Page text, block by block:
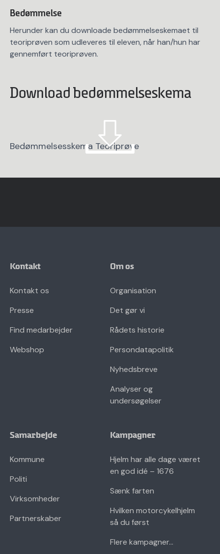
Bedømmelse
Herunder kan du downloade bedømmelseskemaet til
teoriprøven som udleveres til eleven, når han/hun har
gennemført teoriprøven.
Download bedømmelseskema
Bedømmelsesskema Teoriprøve
Kontakt
Kontakt os
Presse
Find medarbejder
Webshop
Om os
Organisation
Det gør vi
Rådets historie
Persondatapolitik
Nyhedsbreve
Analyser og
undersøgelser
Samarbejde
Kommune
Politi
Virksomheder
Partnerskaber
Kampagner
Hjelm har alle dage været
en god idé – 1676
Sænk farten
Hvilken motorcykelhjelm
så du først
Flere kampagner...